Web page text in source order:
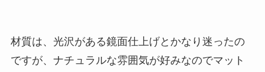
材質は、光沢がある鏡面仕上げとかなり迷ったの
ですが、ナチュラルな雰囲気が好みなのでマット